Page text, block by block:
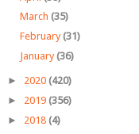
March (35)
February (31)
January (36)
► 2020 (420)
► 2019 (356)
► 2018 (4)